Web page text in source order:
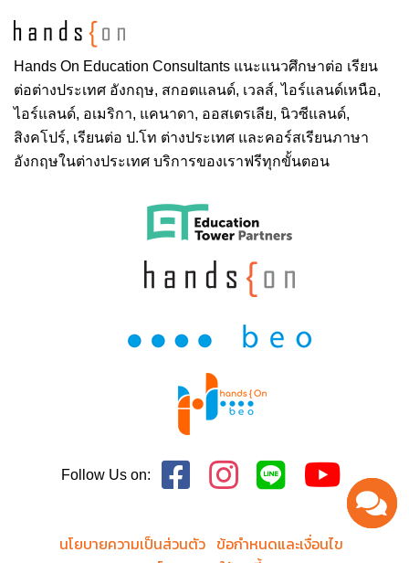
Hands On Education Consultants แนะแนวศึกษาต่อ เรียน
ต่อต่างประเทศ อังกฤษ, สกอตแลนด์, เวลส์, ไอร์แลนด์เหนือ,
ไอร์แลนด์, อเมริกา, แคนาดา, ออสเตรเลีย, นิวซีแลนด์,
สิงคโปร์, เรียนต่อ ป.โท ต่างประเทศ และคอร์สเรียนภาษา
อังกฤษในต่างประเทศ บริการของเราฟรีทุกขั้นตอน
Follow Us on:
นโยบายความเป็นส่วนตัว ข้อกำหนดและเงื่อนไข